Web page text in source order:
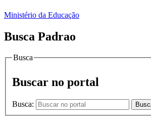
Ministério da Educação
Busca Padrao
Busca
Buscar no portal
Busca: